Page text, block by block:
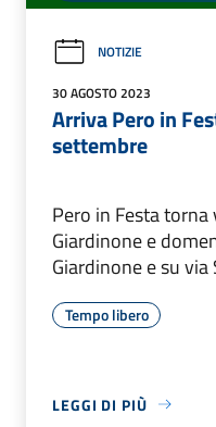
NOTIZIE
30 AGOSTO 2023
Arriva Pero in
settembre
Pero in Festa
Giardinone e
Giardinone e su via
Tempo libero
LEGGI DI PIÙ